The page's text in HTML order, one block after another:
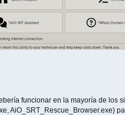
funcionar en la mayoría de los
AiO_SRT_Rescue_Browser.exe)